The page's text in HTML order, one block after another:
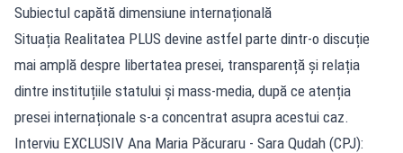
Subiectul capătă dimensiune internațională
Situația Realitatea PLUS devine astfel parte dintr-o discuție
mai amplă despre libertatea presei, transparență și relația
dintre instituțiile statului și mass-media, după ce atenția
presei internaționale s-a concentrat asupra acestui caz.
Interviu EXCLUSIV Ana Maria Păcuraru - Sara Qudah (CPJ):